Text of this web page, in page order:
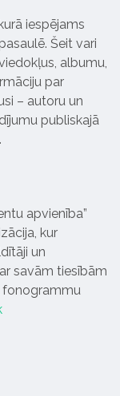
iespējams
Šeit vari
albumu,
par
– autoru un
publiskajā
apvienība”
kur
un
savām tiesībām
fonogrammu